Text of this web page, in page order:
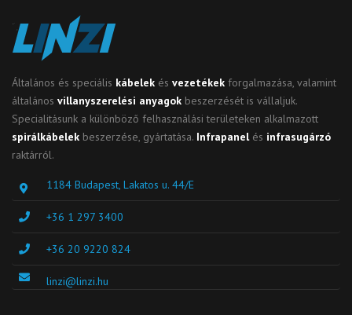
Általános és speciális kábelek és vezetékek forgalmazása, valamint
általános villanyszerelési anyagok beszerzését is vállaljuk.
Specialitásunk a különböző felhasználási területeken alkalmazott
spirálkábelek beszerzése, gyártatása. Infrapanel és infrasugárzó
raktárról.
1184 Budapest, Lakatos u. 44/E
+36 1 297 3400
+36 20 9220 824
linzi@linzi.hu